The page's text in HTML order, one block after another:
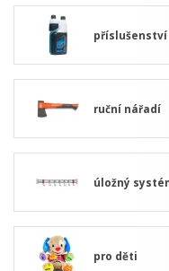
příslušenství
ruční nářadí
úložný
pro děti